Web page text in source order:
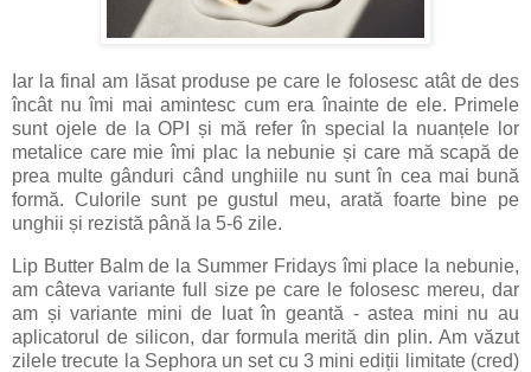
Iar la final am lăsat produse pe care le folosesc atât de des
încât nu îmi mai amintesc cum era înainte de ele. Primele
sunt ojele de la OPI și mă refer în special la nuanțele lor
metalice care mie îmi plac la nebunie și care mă scapă de
prea multe gânduri când unghiile nu sunt în cea mai bună
formă. Culorile sunt pe gustul meu, arată foarte bine pe
unghii și rezistă până la 5-6 zile.
Lip Butter Balm de la Summer Fridays îmi place la nebunie,
am câteva variante full size pe care le folosesc mereu, dar
am și variante mini de luat în geantă - astea mini nu au
aplicatorul de silicon, dar formula merită din plin. Am văzut
zilele trecute la Sephora un set cu 3 mini ediții limitate (cred)